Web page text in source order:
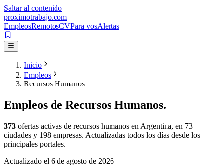
Saltar al contenido
proximotrabajo.com
EmpleosRemotosCVPara vosAlertas
Inicio
Empleos
Recursos Humanos
Empleos de Recursos Humanos.
373 ofertas activas de recursos humanos en Argentina, en 73
ciudades y 198 empresas. Actualizadas todos los días desde los
principales portales.
Actualizado el 6 de agosto de 2026